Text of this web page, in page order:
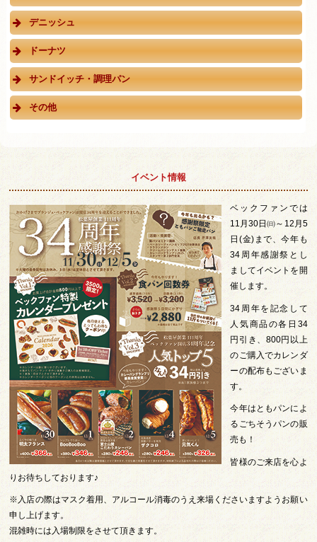
デニッシュ
ドーナツ
サンドイッチ・調理パン
その他
イベント情報
ベックファンでは
11月30日㈰～12月5
日(金)まで、今年も
34周年感謝祭とし
ましてイベントを開
催します。
34周年を記念して
人気商品の各日34
円引き、800円以上
のご購入でカレンダ
ーの配布もございま
す。
今年はともパンによ
るごちそうパンの販
売も！
皆様のご来店を心よ
りお待ちしております♪
※入店の際はマスク着用、アルコール消毒のうえ来場くださいますようお願い
申し上げます。
混雑時には入場制限をさせて頂きます。